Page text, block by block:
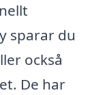
sparar du
också
De har